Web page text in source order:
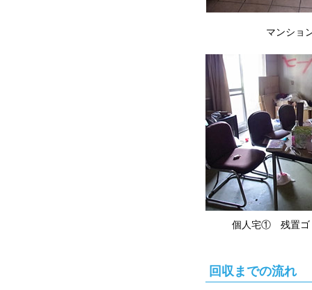
マンシ
個人宅① 残置ゴ
回収までの流れ